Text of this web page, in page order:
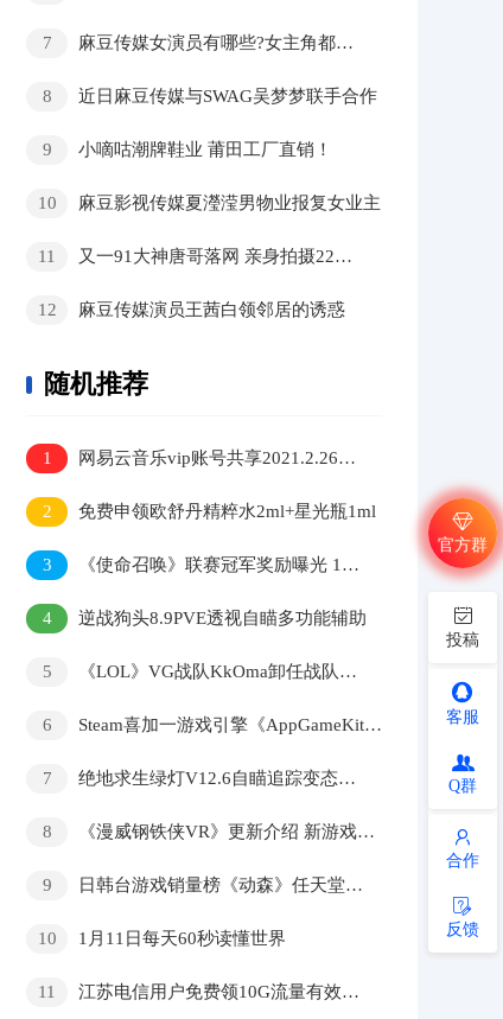
7 麻豆传媒女演员有哪些?女主角都是谁?
8 近日麻豆传媒与SWAG吴梦梦联手合作
9 小嘀咕潮牌鞋业 莆田工厂直销！
10 麻豆影视传媒夏瀅滢男物业报复女业主
11 又一91大神唐哥落网 亲身拍摄22部点击量400万
12 麻豆传媒演员王茜白领邻居的诱惑
随机推荐
1 网易云音乐vip账号共享2021.2.26免费可用网易云音乐会员共享
2 免费申领欧舒丹精粹水2ml+星光瓶1ml
3 《使命召唤》联赛冠军奖励曝光 150万美元和冠军宝座
4 逆战狗头8.9PVE透视自瞄多功能辅助
5 《LOL》VG战队KkOma卸任战队主教练
6 Steam喜加一游戏引擎《AppGameKit Classic》限免
7 绝地求生绿灯V12.6自瞄追踪变态辅助破解版
8 《漫威钢铁侠VR》更新介绍 新游戏+模式
9 日韩台游戏销量榜《动森》任天堂霸榜
10 1月11日每天60秒读懂世界
11 江苏电信用户免费领10G流量有效期7天
官方群
投稿
客服
Q群
合作
反馈